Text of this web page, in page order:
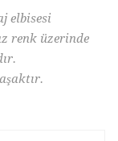
elbisesi
renk üzerinde